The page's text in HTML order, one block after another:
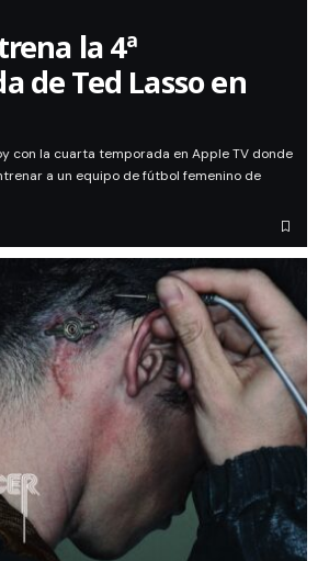
la 4ª
de Ted Lasso en
con la cuarta temporada en Apple TV donde
a un equipo de fútbol femenino de